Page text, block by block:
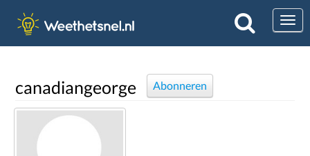
canadiangeorge Abonneren